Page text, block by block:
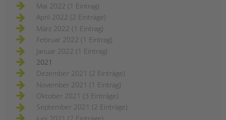
Mai 2022 (1 Eintrag)
April 2022 (2 Einträge)
März 2022 (1 Eintrag)
Februar 2022 (1 Eintrag)
Januar 2022 (1 Eintrag)
2021
Dezember 2021 (2 Einträge)
November 2021 (1 Eintrag)
Oktober 2021 (3 Einträge)
September 2021 (2 Einträge)